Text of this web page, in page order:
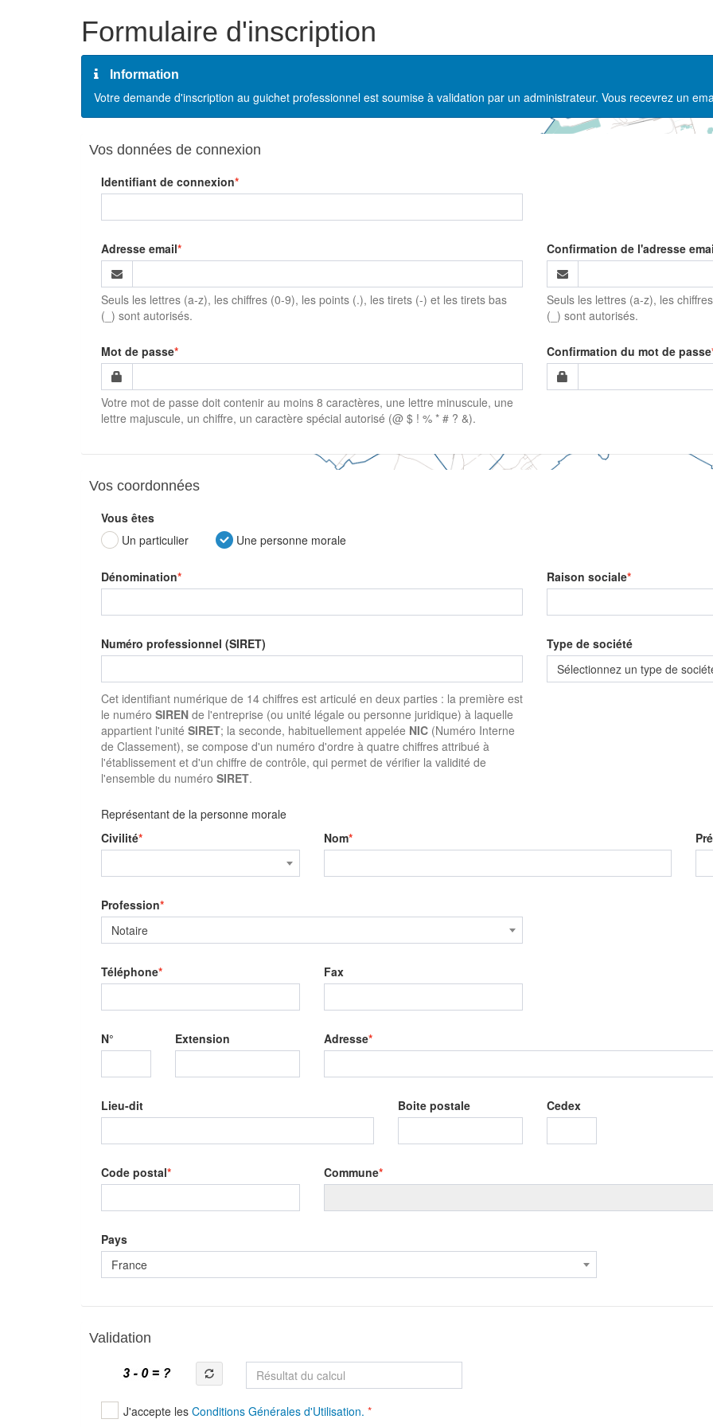
Formulaire d'inscription
Information
Votre demande d'inscription au guichet professionnel est soumise à validation par un administrateur. Vous recevrez un
Vos données de connexion
Identifiant de connexion
Adresse email
Seuls les lettres (a-z), les chiffres (0-9), les points (.), les tirets (-) et les tirets bas
(_) sont autorisés.
Confirmation de l'adresse
Seuls les lettres (a-z), les
(_) sont autorisés.
Mot de passe
Votre mot de passe doit contenir au moins 8 caractères, une lettre minuscule, une
lettre majuscule, un chiffre, un caractère spécial autorisé (@ $ ! % * # ? &).
Confirmation du mot de passe
Vos coordonnées
Vous êtes
Un particulier
Une personne morale
Dénomination Raison sociale
Numéro professionnel (SIRET)
Cet identifiant numérique de 14 chiffres est articulé en deux parties : la première est
le numéro SIREN de l'entreprise (ou unité légale ou personne juridique) à laquelle
appartient l'unité SIRET; la seconde, habituellement appelée NIC (Numéro Interne
de Classement), se compose d'un numéro d'ordre à quatre chiffres attribué à
l'établissement et d'un chiffre de contrôle, qui permet de vérifier la validité de
l'ensemble du numéro SIRET.
Type de société
Sélectionnez un type de
Représentant de la personne morale
Civilité
Nom
Profession
Notaire
Téléphone Fax
N° Extension Adresse
Lieu-dit Boite postale Cedex
Code postal Commune
Pays
France
Validation
J'accepte les Conditions Générales d'Utilisation.